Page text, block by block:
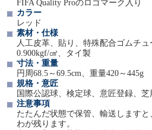
FIFA Quality Proのロゴマーク入り
カラー
レッド
素材・仕様
人工皮革、貼り、特殊配合ゴムチ
0.900kgf/㎠、タイ製
寸法・重量
円周68.5～69.5cm、重量420～445g
規格・意匠
国際公認球、検定球、意匠登録、芝
注意事項
たたんだ状態で保管、輸送します
わが残ります。